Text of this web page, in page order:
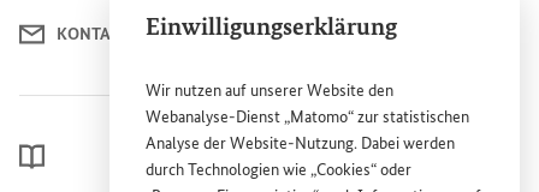
Einwilligungserklärung
Wir nutzen auf unsererWebsite den
Webanalyse-Dienst „Matomo“ zur statistischen
Analyse derWebsite-Nutzung. Dabei werden
durch Technologien wie „Cookies“ oder
KONTAKT
LEXIKON